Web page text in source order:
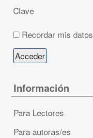
Clave
Recordar mis datos
Información
Para Lectores
Para autoras/es